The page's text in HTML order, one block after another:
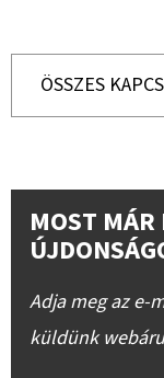
ÖSSZES
MOST
Adja meg az e-
küldünk